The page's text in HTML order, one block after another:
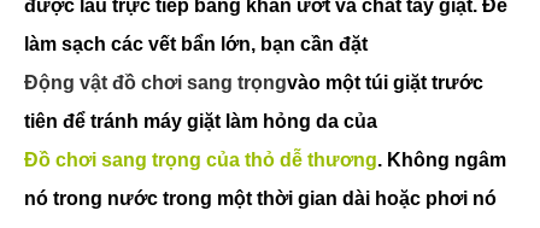
được lau trực tiếp bằng khăn ướt và chất tẩy giặt. Để
làm sạch các vết bẩn lớn, bạn cần đặt
Động vật đồ chơi sang trọngvào một túi giặt trước
tiên để tránh máy giặt làm hỏng da của
Đồ chơi sang trọng của thỏ dễ thương. Không ngâm
nó trong nước trong một thời gian dài hoặc phơi nó